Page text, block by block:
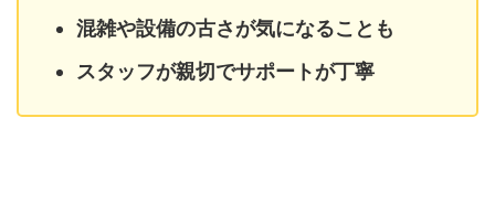
混雑や設備の古さが気になることも
スタッフが親切でサポートが丁寧